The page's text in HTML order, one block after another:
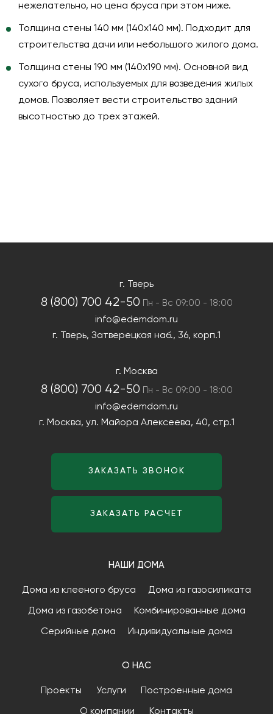
нежелательно, но цена бруса при этом ниже.
Толщина стены 140 мм (140х140 мм). Подходит для
строительства дачи или небольшого жилого дома.
Толщина стены 190 мм (140х190 мм). Основной вид
сухого бруса, используемых для возведения жилых
домов. Позволяет вести строительство зданий
высотностью до трех этажей.
НАШИ ДОМА
Дома из клееного бруса Дома из газосиликата
Дома из газобетона Комбинированные дома
Серийные дома Индивидуальные дома
О НАС
Проекты Услуги Построенные дома
О компании Контакты
г. Тверь
8 (800) 700 42-50 Пн - Вс 09:00 - 18:00
info@edemdom.ru
г. Тверь, Затверецкая наб., 36, корп.1
г. Москва
8 (800) 700 42-50 Пн - Вс 09:00 - 18:00
info@edemdom.ru
г. Москва, ул. Майора Алексеева, 40, стр.1
ЗАКАЗАТЬ ЗВОНОК
ЗАКАЗАТЬ РАСЧЕТ